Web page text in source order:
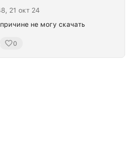
21 окт 24
не могу скачать
0